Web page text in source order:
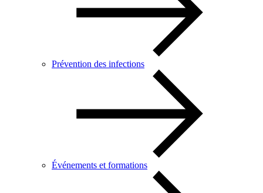
Prévention des infections
Événements et formations